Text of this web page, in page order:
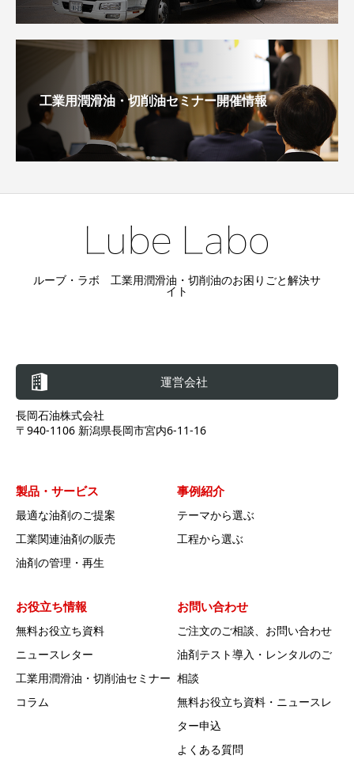
工業用潤滑油・切削油セミナー開催情報
ルーブ・ラボ 工業用潤滑油・切削油のお困りごと解決サ
イト
運営会社
長岡石油株式会社
〒940-1106 新潟県長岡市宮内6-11-16
製品・サービス
最適な油剤のご提案
工業関連油剤の販売
油剤の管理・再生
事例紹介
テーマから選ぶ
工程から選ぶ
お役立ち情報
無料お役立ち資料
ニュースレター
工業用潤滑油・切削油セミナー
コラム
お問い合わせ
ご注文のご相談、お問い合わせ
油剤テスト導入・レンタルのご
相談
無料お役立ち資料・ニュースレ
ター申込
よくある質問